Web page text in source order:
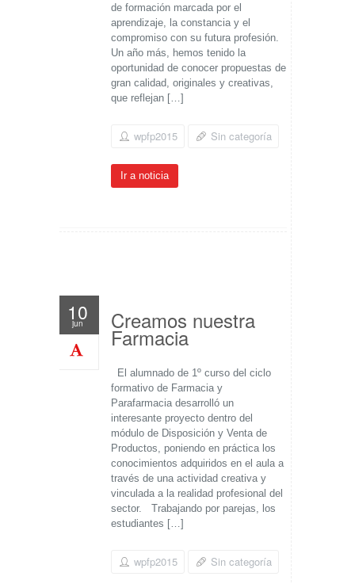
de formación marcada por el
aprendizaje, la constancia y el
compromiso con su futura profesión.
Un año más, hemos tenido la
oportunidad de conocer propuestas de
gran calidad, originales y creativas,
que reflejan […]
wpfp2015 Sin categoría
Ir a noticia
10
jun Creamos nuestra
Farmacia
El alumnado de 1º curso del ciclo
formativo de Farmacia y
Parafarmacia desarrolló un
interesante proyecto dentro del
módulo de Disposición y Venta de
Productos, poniendo en práctica los
conocimientos adquiridos en el aula a
través de una actividad creativa y
vinculada a la realidad profesional del
sector. Trabajando por parejas, los
estudiantes […]
wpfp2015 Sin categoría